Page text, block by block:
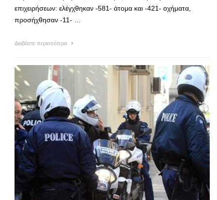
επιχειρήσεων: ελέγχθηκαν -581- άτομα και -421- οχήματα,
προσήχθησαν -11- …
Διαβάστε περισσότερα